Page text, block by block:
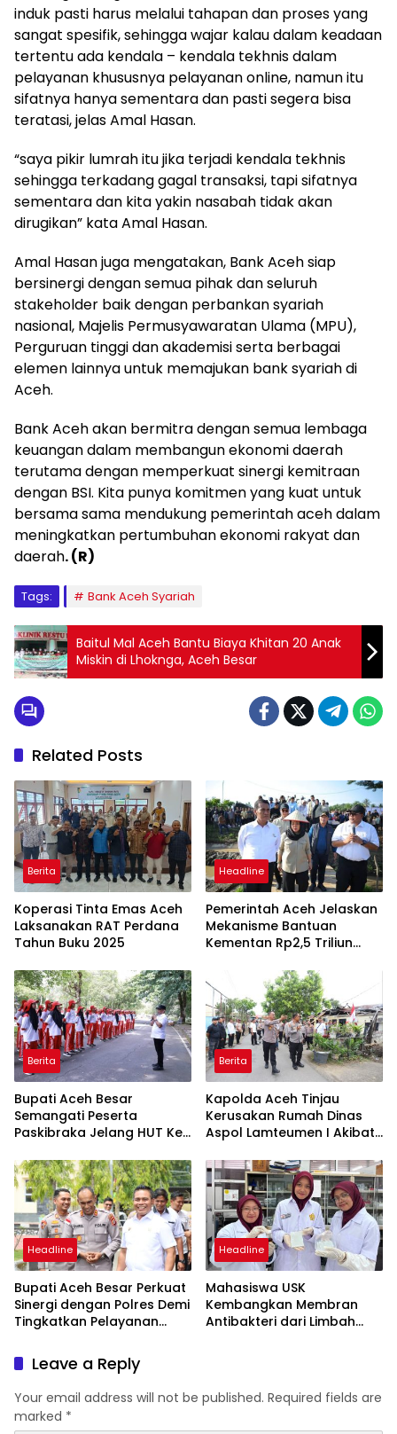
induk pasti harus melalui tahapan dan proses yang
sangat spesifik, sehingga wajar kalau dalam keadaan
tertentu ada kendala – kendala tekhnis dalam
pelayanan khususnya pelayanan online, namun itu
sifatnya hanya sementara dan pasti segera bisa
teratasi, jelas Amal Hasan.
“saya pikir lumrah itu jika terjadi kendala tekhnis
sehingga terkadang gagal transaksi, tapi sifatnya
sementara dan kita yakin nasabah tidak akan
dirugikan” kata Amal Hasan.
Amal Hasan juga mengatakan, Bank Aceh siap
bersinergi dengan semua pihak dan seluruh
stakeholder baik dengan perbankan syariah
nasional, Majelis Permusyawaratan Ulama (MPU),
Perguruan tinggi dan akademisi serta berbagai
elemen lainnya untuk memajukan bank syariah di
Aceh.
Bank Aceh akan bermitra dengan semua lembaga
keuangan dalam membangun ekonomi daerah
terutama dengan memperkuat sinergi kemitraan
dengan BSI. Kita punya komitmen yang kuat untuk
bersama sama mendukung pemerintah aceh dalam
meningkatkan pertumbuhan ekonomi rakyat dan
daerah. (R)
Tags: Bank Aceh Syariah
Baitul Mal Aceh Bantu Biaya Khitan 20 Anak
Miskin di Lhoknga, Aceh Besar
Related Posts
Berita
Koperasi Tinta Emas Aceh
Laksanakan RAT Perdana
Tahun Buku 2025
Headline
Pemerintah Aceh Jelaskan
Mekanisme Bantuan
Kementan Rp2,5 Triliun
dan Kebun
Berita
Bupati Aceh Besar
Semangati Peserta
Paskibraka Jelang HUT Ke-
Berita
Kapolda Aceh Tinjau
Kerusakan Rumah Dinas
Aspol Lamteumen I Akibat
Headline
Bupati Aceh Besar Perkuat
Sinergi dengan Polres Demi
Tingkatkan Pelayanan
Headline
Mahasiswa USK
Kembangkan Membran
Antibakteri dari Limbah
Leave a Reply
Your email address will not be published. Required fields are
marked *